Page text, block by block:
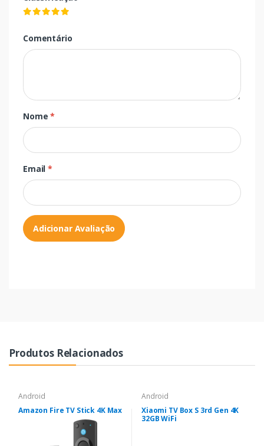
Comentário
Nome*
Email*
Adicionar Avaliação
Produtos Relacionados
Android
Amazon Fire TV Stick 4K Max
Android
Xiaomi TV Box S 3rd Gen 4K
32GB WiFi